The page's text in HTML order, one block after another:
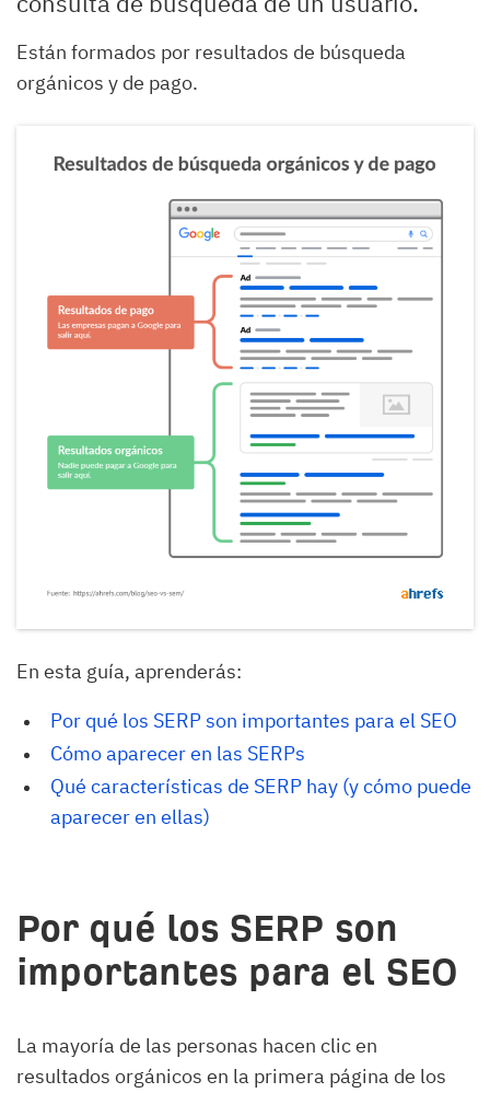
Están formados por resultados de búsqueda
orgánicos y de pago.
En esta guía, aprenderás:
Por qué los SERP son importantes para el SEO
Cómo aparecer en las SERPs
Qué características de SERP hay (y cómo puede
aparecer en ellas)
Por qué los SERP son
importantes para el SEO
La mayoría de las personas hacen clic en
resultados orgánicos en la primera página de los